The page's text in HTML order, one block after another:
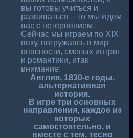
вы готовы учиться и
развиваться – то мы ждем
вас с нетерпением.
Сейчас мы играем по XIX
веку, погружаясь в мир
опасности, смелых интриг
и романтики, итак
внимание:
Англия, 1830-е годы,
альтернативная
история.
В игре три основных
направления, каждое из
которых
самостоятельно, и
вместе с тем, тесно